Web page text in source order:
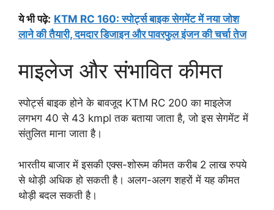
ये भी पढ़े: KTM RC 160: स्पोर्ट्स बाइक सेगमेंट में नया जोश
लाने की तैयारी, दमदार डिजाइन और पावरफुल इंजन की चर्चा तेज
माइलेज और संभावित कीमत
स्पोर्ट्स बाइक होने के बावजूद KTM RC 200 का माइलेज
लगभग 40 से 43 kmpl तक बताया जाता है, जो इस सेगमेंट में
संतुलित माना जाता है।
भारतीय बाजार में इसकी एक्स-शोरूम कीमत करीब 2 लाख रुपये
से थोड़ी अधिक हो सकती है। अलग-अलग शहरों में यह कीमत
थोड़ी बदल सकती है।